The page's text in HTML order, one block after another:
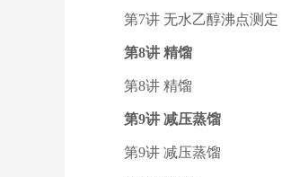
第7讲 无水乙醇沸点测定
第8讲 精馏
第8讲 精馏
第9讲 减压蒸馏
第9讲 减压蒸馏